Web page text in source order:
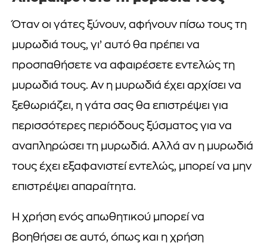
Όταν οι γάτες ξύνουν, αφήνουν πίσω τους τη
μυρωδιά τους, γι’ αυτό θα πρέπει να
προσπαθήσετε να αφαιρέσετε εντελώς τη
μυρωδιά τους. Αν η μυρωδιά έχει αρχίσει να
ξεθωριάζει, η γάτα σας θα επιστρέψει για
περισσότερες περιόδους ξύσματος για να
αναπληρώσει τη μυρωδιά. Αλλά αν η μυρωδιά
τους έχει εξαφανιστεί εντελώς, μπορεί να μην
επιστρέψει απαραίτητα.
Η χρήση ενός απωθητικού μπορεί να
βοηθήσει σε αυτό, όπως και η χρήση